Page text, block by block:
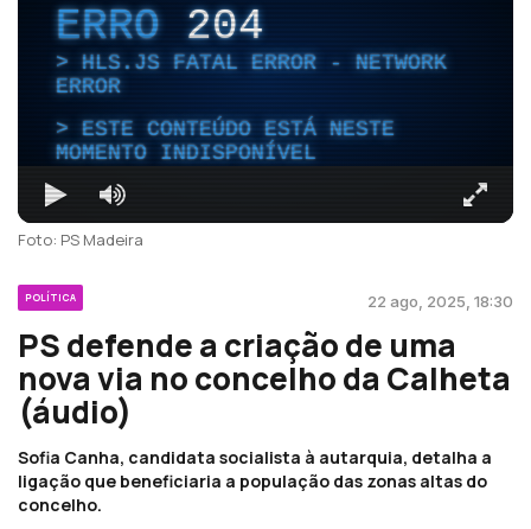
ERRO204
HLS.JS FATAL ERROR - NETWORK
ERROR
ESTE CONTEÚDO ESTÁ NESTE
MOMENTO INDISPONÍVEL
Foto: PS Madeira
POLÍTICA 22 ago, 2025, 18:30
PS defende a criação de uma
nova via no concelho da Calheta
(áudio)
Sofia Canha, candidata socialista à autarquia, detalha a
ligação que beneficiaria a população das zonas altas do
concelho.